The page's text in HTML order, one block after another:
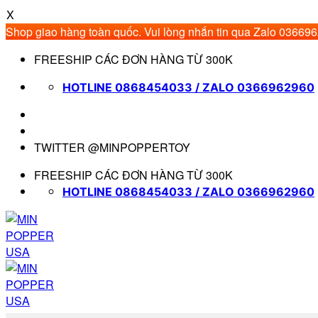
X
Shop giao hàng toàn quốc. Vui lòng nhắn tin qua Zalo
qua
FREESHIP CÁC ĐƠN HÀNG TỪ 300K
HOTLINE 0868454033 / ZALO 0366962960
TWITTER @MINPOPPERTOY
FREESHIP CÁC ĐƠN HÀNG TỪ 300K
HOTLINE 0868454033 / ZALO 0366962960